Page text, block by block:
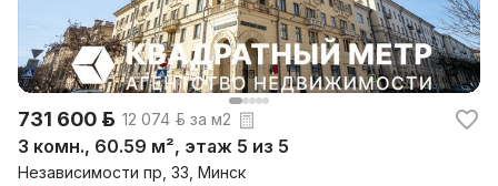
731 600 р. 12 074 р. за м2
3 комн., 60.59 м², этаж 5 из 5
Независимости пр, 33, Минск